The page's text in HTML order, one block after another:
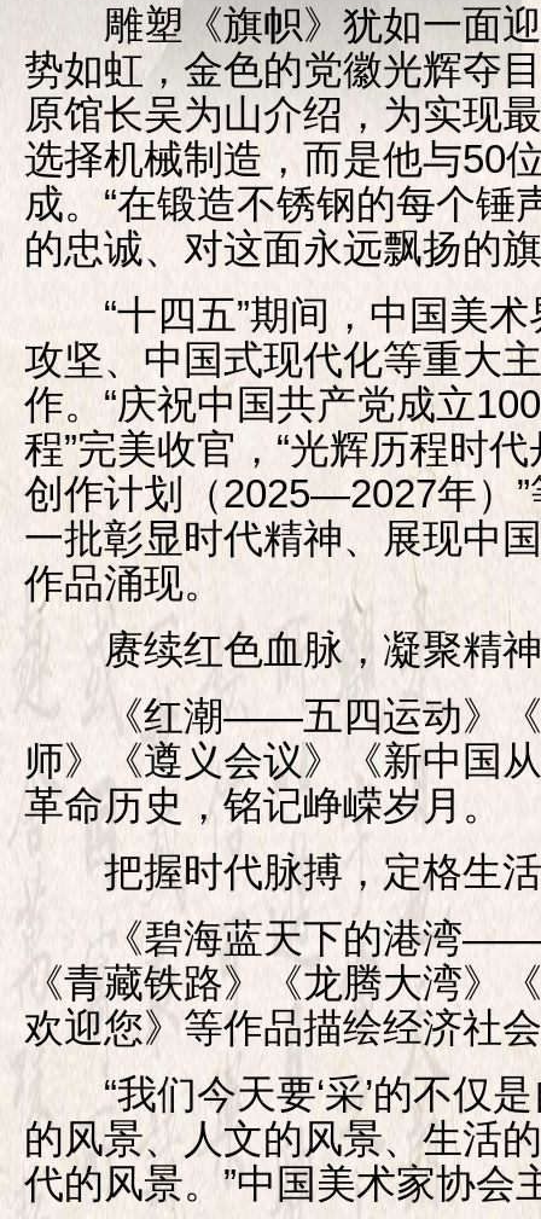
雕塑《旗帜》犹如一面迎
势如虹，金色的党徽光辉夺
原馆长吴为山介绍，为实现
选择机械制造，而是他与50
成。“在锻造不锈钢的每个锤
的忠诚、对这面永远飘扬的
“十四五”期间，中国美术
攻坚、中国式现代化等重大
作。“庆祝中国共产党成立
程”完美收官，“光辉历程时
创作计划（2025—2027年）
一批彰显时代精神、展现中
作品涌现。
赓续红色血脉，凝聚精
《红潮——五四运动》《
师》《遵义会议》《新中国
革命历史，铭记峥嵘岁月。
把握时代脉搏，定格生
《碧海蓝天下的港湾——
《青藏铁路》《龙腾大湾》
欢迎您》等作品描绘经济社
“我们今天要‘采’的不仅是
的风景、人文的风景、生活
代的风景。”中国美术家协会